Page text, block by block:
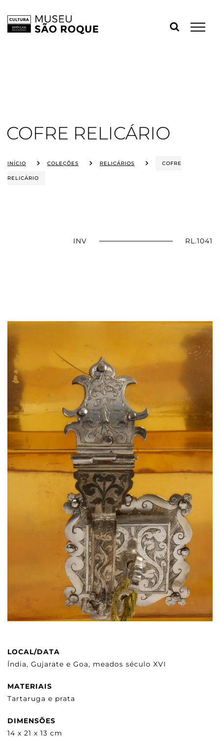
content
COFRE RELICÁRIO
INÍCIO COLEÇÕES RELICÁRIOS COFRE
RELICÁRIO
INV RL.1041
LOCAL/DATA
Índia, Gujarate e Goa, meados século XVI
MATERIAIS
Tartaruga e prata
DIMENSÕES
14 x 21 x 13 cm